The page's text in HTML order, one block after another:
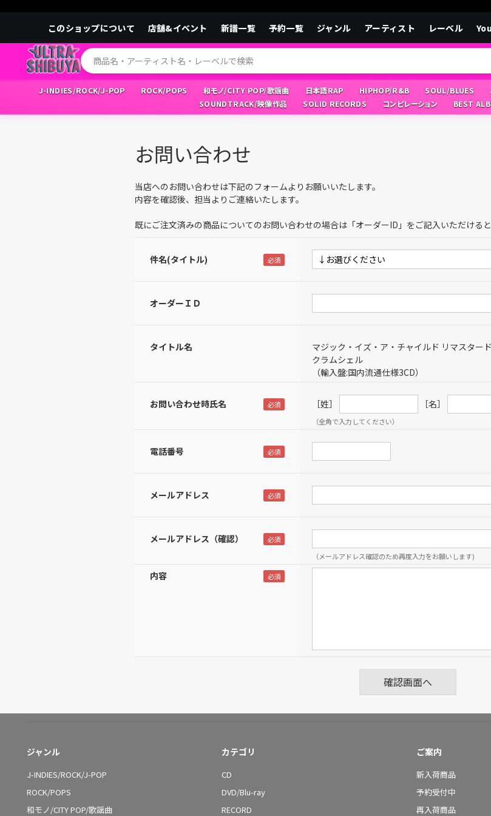
このショップについて 店舗&イベント 新譜一覧 予約一覧 ジャンル アーティスト レーベル
J-INDIES/ROCK/J-POP ROCK/POPS 和モノ/CITY POP/歌謡曲 日本語RAP HIPHOP/R&B SOUL/BLUES
SOUNDTRACK/映像作品
SOLID RECORDS コンピレーション BEST
お問い合わせ
当店へのお問い合わせは下記のフォームよりお願いいたします。
内容を確認後、担当よりご連絡いたします。
既にご注文済みの商品についてのお問い合わせの場合は「オーダーID」をご記入いただける
件名(タイトル)
オーダーＩＤ
タイトル名
マジック・イズ・ア・チャイルド リマスター
クラムシェル
（輸入盤:国内流通仕様3CD）
お問い合わせ時氏名 ［姓］ ［名］
（全角で入力してください）
電話番号
メールアドレス
メールアドレス（確認）
（メールアドレス確認のため再度入力をお願いします)
内容
ジャンル
J-INDIES/ROCK/J-POP
ROCK/POPS
和モノ/CITY POP/歌謡曲
カテゴリ
CD
DVD/Blu-ray
RECORD
ご案内
新入荷商品
予約受付中
再入荷商品